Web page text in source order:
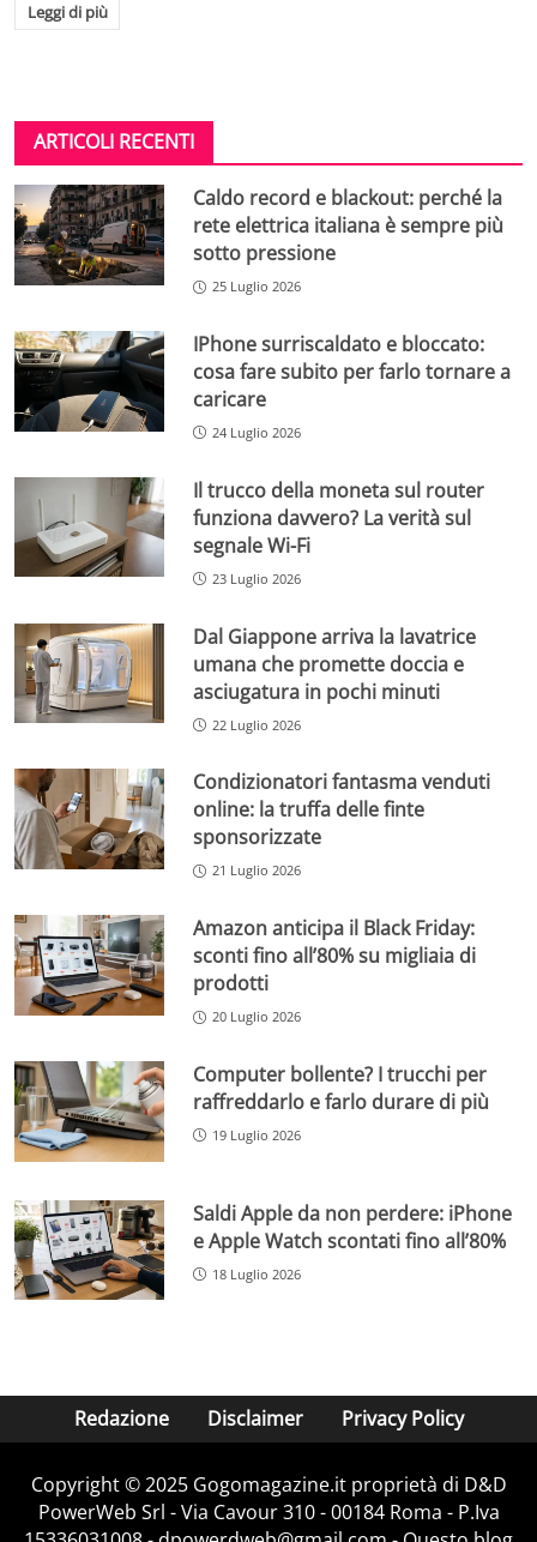
Leggi di più
ARTICOLI RECENTI
Caldo record e blackout: perché la
rete elettrica italiana è sempre più
sotto pressione
25 Luglio 2026
IPhone surriscaldato e bloccato:
cosa fare subito per farlo tornare a
caricare
24 Luglio 2026
Il trucco della moneta sul router
funziona davvero? La verità sul
segnale Wi-Fi
23 Luglio 2026
Dal Giappone arriva la lavatrice
umana che promette doccia e
asciugatura in pochi minuti
22 Luglio 2026
Condizionatori fantasma venduti
online: la truffa delle finte
sponsorizzate
21 Luglio 2026
Amazon anticipa il Black Friday:
sconti fino all’80% su migliaia di
prodotti
20 Luglio 2026
Computer bollente? I trucchi per
raffreddarlo e farlo durare di più
19 Luglio 2026
Saldi Apple da non perdere: iPhone
e Apple Watch scontati fino all’80%
18 Luglio 2026
Redazione Disclaimer Privacy Policy
Copyright © 2025 Gogomagazine.it proprietà di D&D
PowerWeb Srl - Via Cavour 310 - 00184 Roma - P.Iva